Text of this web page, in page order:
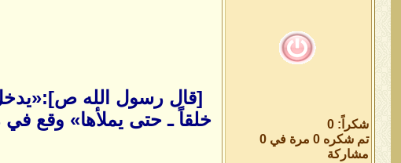
شكراً: 0
تم شكره 0 مرة في 0
مشاركة
[قال رسول الله ص]:«يدخل